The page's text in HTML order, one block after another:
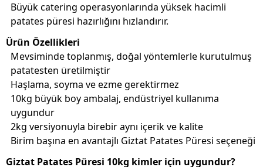
Büyük catering operasyonlarında yüksek hacimli
patates püresi hazırlığını hızlandırır.
Ürün Özellikleri
Mevsiminde toplanmış, doğal yöntemlerle kurutulmuş
patatesten üretilmiştir
Haşlama, soyma ve ezme gerektirmez
10kg büyük boy ambalaj, endüstriyel kullanıma
uygundur
2kg versiyonuyla birebir aynı içerik ve kalite
Birim başına en avantajlı Giztat Patates Püresi seçeneği
Giztat Patates Püresi 10kg kimler için uygundur?